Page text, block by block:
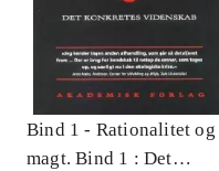
Bind 1 - Rationalitet og
magt. Bind 1 : Det